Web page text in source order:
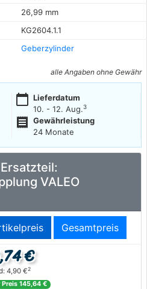
26,99 mm
KG2604.1.1
Geberzylinder
alle Angaben ohne Gewähr
calendar_today Lieferdatum
10. - 12. Aug.3
receipt
Gewährleistung
24 Monate
VALEO
Gesamtpreis
€
4,90 €2
Preis 145,64 €